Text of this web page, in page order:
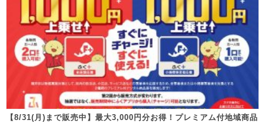
【8/31(月)まで販売中】最大3,000円分お得！プレミアム付地域商品